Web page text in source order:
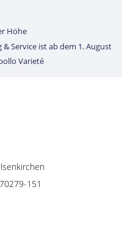
Höhe
Service ist ab dem 1. August
Varieté
151